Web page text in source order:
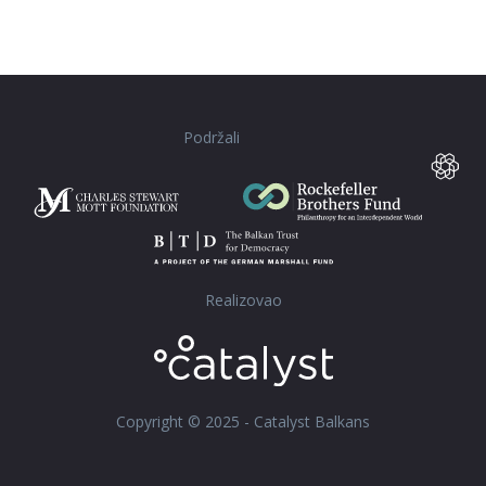
Podržali
Realizovao
Copyright © 2025 - Catalyst Balkans